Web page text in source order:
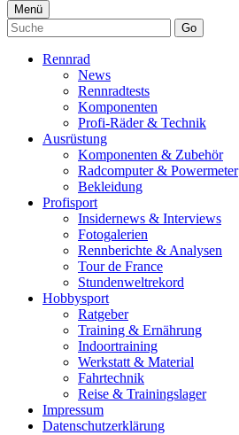
Menü
Go
Rennrad
News
Rennradtests
Komponenten
Profi-Räder & Technik
Ausrüstung
Komponenten & Zubehör
Radcomputer & Powermeter
Bekleidung
Profisport
Insidernews & Interviews
Fotogalerien
Rennberichte & Analysen
Tour de France
Stundenweltrekord
Hobbysport
Ratgeber
Training & Ernährung
Indoortraining
Werkstatt & Material
Fahrtechnik
Reise & Trainingslager
Impressum
Datenschutzerklärung